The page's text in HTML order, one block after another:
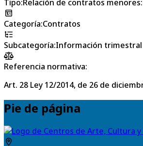
Tipo:Relación de contratos
Categoría:Contratos
Subcategoría:Información
Referencia normativa:
Art. 28 Ley 12/2014, de 26 de
Pie de página